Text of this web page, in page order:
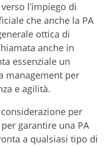
l’impiego di
che anche la PA
ottica di
anche in
essenziale un
management per
e agilità.
per
garantire una PA
a qualsiasi tipo di